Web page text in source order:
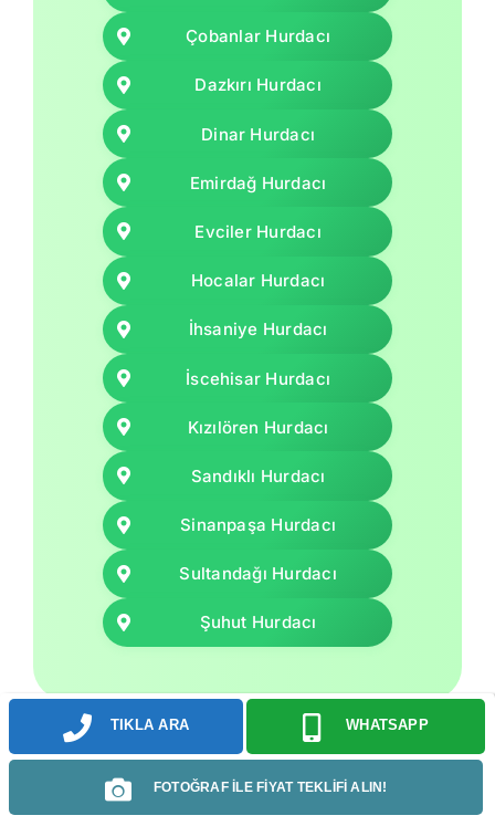
Çobanlar Hurdacı
Dazkırı Hurdacı
Dinar Hurdacı
Emirdağ Hurdacı
Evciler Hurdacı
Hocalar Hurdacı
İhsaniye Hurdacı
İscehisar Hurdacı
Kızılören Hurdacı
Sandıklı Hurdacı
Sinanpaşa Hurdacı
Sultandağı Hurdacı
Şuhut Hurdacı
TIKLA ARA WHATSAPP
FOTOĞRAF İLE FİYAT TEKLİFİ ALIN!